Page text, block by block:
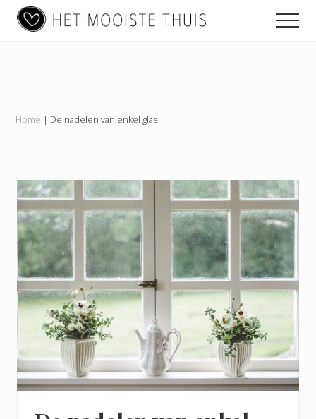
Menu
Skip
Skip
Skip
Main
navigation
Home | De nadelen van enkel glas